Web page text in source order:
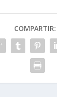
COMPARTIR: